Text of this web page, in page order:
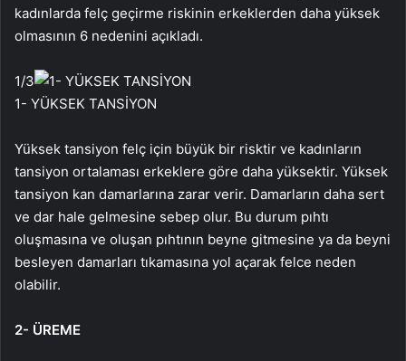
kadınlarda felç geçirme riskinin erkeklerden daha yüksek
olmasının 6 nedenini açıkladı.
1/3
1- YÜKSEK TANSİYON
Yüksek tansiyon felç için büyük bir risktir ve kadınların
tansiyon ortalaması erkeklere göre daha yüksektir. Yüksek
tansiyon kan damarlarına zarar verir. Damarların daha sert
ve dar hale gelmesine sebep olur. Bu durum pıhtı
oluşmasına ve oluşan pıhtının beyne gitmesine ya da beyni
besleyen damarları tıkamasına yol açarak felce neden
olabilir.
2- ÜREME